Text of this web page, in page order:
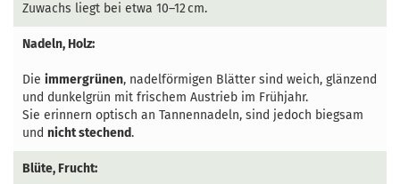
Zuwachs liegt bei etwa 10–12 cm.
Nadeln, Holz:
Die immergrünen, nadelförmigen Blätter sind weich, glänzend
und dunkelgrün mit frischem Austrieb im Frühjahr.
Sie erinnern optisch an Tannennadeln, sind jedoch biegsam
und nicht stechend.
Blüte, Frucht: